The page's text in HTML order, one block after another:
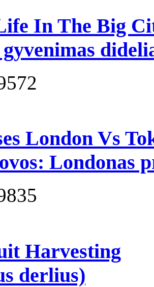
In The Big
London Vs
Londonas
Harvesting
derlius)